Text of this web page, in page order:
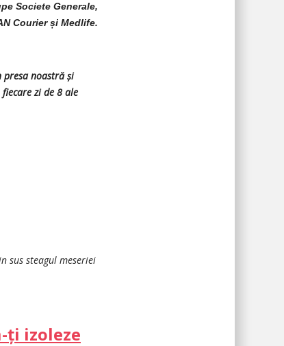
Societe Generale,
Courier și Medlife.
noastră și
zi de 8 ale
sus steagul meseriei
ți izoleze